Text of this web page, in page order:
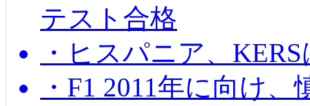
テスト合格
・ヒスパニア、
・F1 2011年に向け